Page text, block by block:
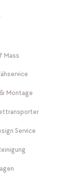
Mass
Montage
Service